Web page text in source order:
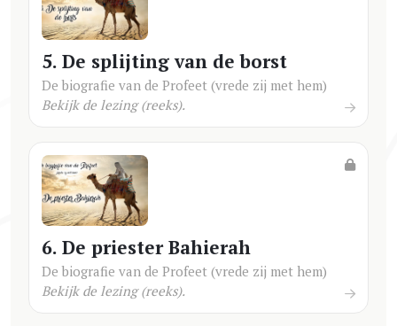
5. De splijting van de borst
De biografie van de Profeet (vrede zij met hem)
Bekijk de lezing (reeks).
6. De priester Bahierah
De biografie van de Profeet (vrede zij met hem)
Bekijk de lezing (reeks).